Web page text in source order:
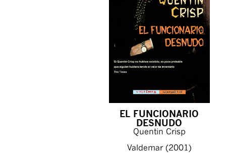
EL FUNCIONARIO
DESNUDO
Quentin Crisp
Valdemar (2001)